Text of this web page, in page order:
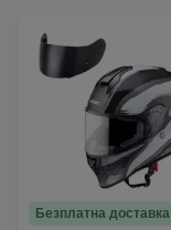
Безплатна доставка